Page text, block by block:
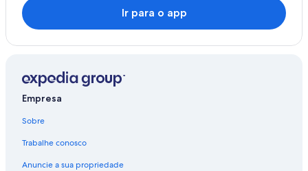
Gambellara
San Pietro in Campiano
Lido di Dante
San Pietro in Trento
Ir para o app
Empresa
Sobre
Trabalhe conosco
Anuncie a sua propriedade